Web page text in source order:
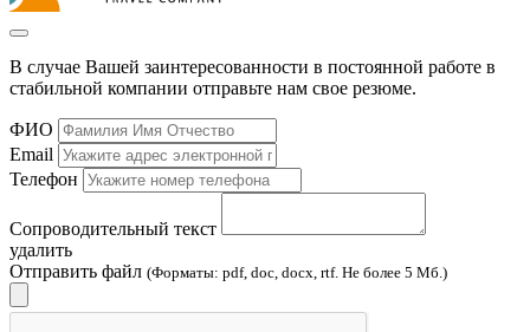
В случае Вашей заинтересованности в постоянной работе в
стабильной компании отправьте нам свое резюме.
ФИО
Email
Телефон
Сопроводительный текст
удалить
Отправить файл (Форматы: pdf, doc, docx, rtf. Не более 5 Мб.)